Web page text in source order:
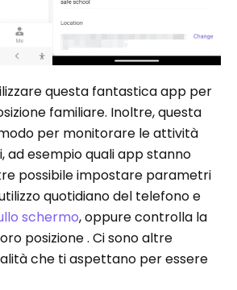
questa fantastica app per
familiare. Inoltre, questa
per monitorare le attività
ad esempio quali app stanno
possibile impostare parametri
quotidiano del telefono e
schermo, oppure controlla la
posizione . Ci sono altre
che ti aspettano per essere